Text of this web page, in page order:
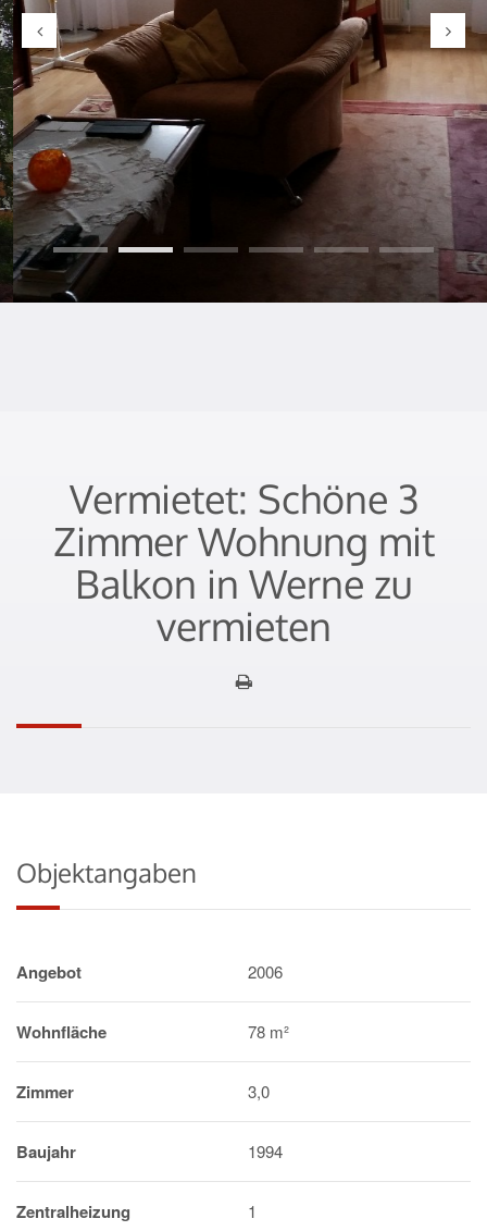
Vermietet: Schöne 3
Zimmer Wohnung mit
Balkon in Werne zu
vermieten
Objektangaben
Angebot 2006
Wohnfläche 78 m²
Zimmer 3,0
Baujahr 1994
Zentralheizung 1